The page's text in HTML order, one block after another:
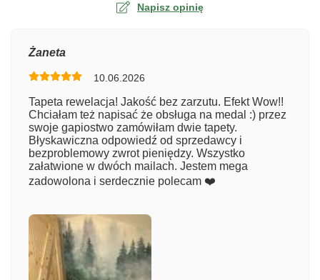
Napisz opinię
Numer zamówienia
Imię
Żaneta
10.06.2026
Tapeta rewelacja! Jakość bez zarzutu. Efekt Wow!!
Chciałam też napisać że obsługa na medal :) przez
swoje gapiostwo zamówiłam dwie tapety.
Błyskawiczna odpowiedź od sprzedawcy i
bezproblemowy zwrot pieniędzy. Wszystko
załatwione w dwóch mailach. Jestem mega
zadowolona i serdecznie polecam ❤️